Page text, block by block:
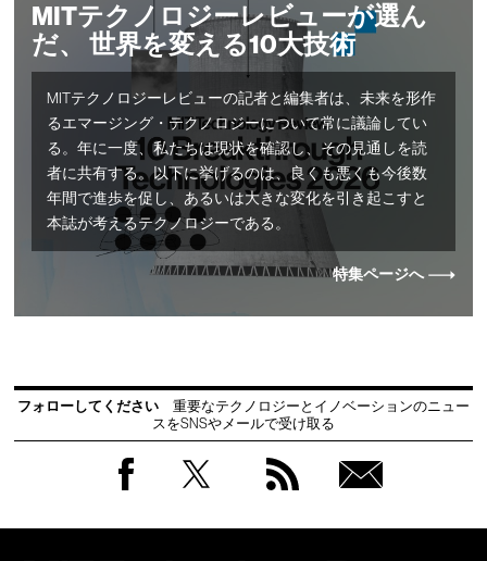
MITテクノロジーレビューが選ん
だ、 世界を変える10大技術
MITテクノロジーレビューの記者と編集者は、未来を形作
るエマージング・テクノロジーについて常に議論してい
る。年に一度、私たちは現状を確認し、その見通しを読
者に共有する。以下に挙げるのは、良くも悪くも今後数
年間で進歩を促し、あるいは大きな変化を引き起こすと
本誌が考えるテクノロジーである。
特集ページへ
フォローしてください
重要なテクノロジーとイノベーションのニュー
スをSNSやメールで受け取る